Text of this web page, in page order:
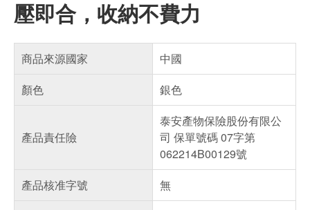
壓即合，收納不費力
商品來源國家
中國
顏色
銀色
產品責任險
泰安產物保險股份有限公
司 保單號碼 07字第
062214B00129號
產品核准字號
無